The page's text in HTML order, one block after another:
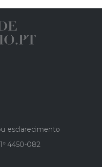
esclarecimento
4450-082